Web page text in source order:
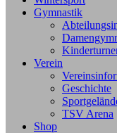
Gymnastik
Verein
Geschichte
TSV Arena
Shop